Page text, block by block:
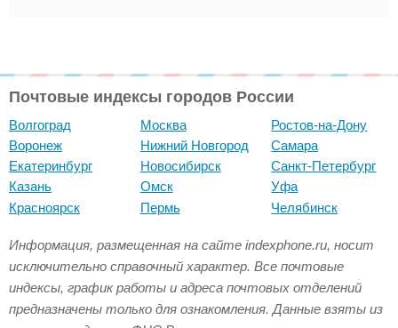
Почтовые индексы городов России
Волгоград
Воронеж
Екатеринбург
Казань
Красноярск
Москва
Нижний Новгород
Новосибирск
Омск
Пермь
Ростов-на-Дону
Самара
Санкт-Петербург
Уфа
Челябинск
Информация, размещенная на сайте indexphone.ru, носит
исключительно справочный характер. Все почтовые
индексы, график работы и адреса почтовых отделений
предназначены только для ознакомления. Данные взяты из